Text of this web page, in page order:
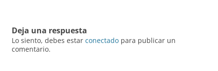
Deja una respuesta
Lo siento, debes estar conectado para publicar un
comentario.